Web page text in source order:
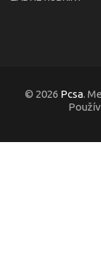
© 2026 Pcsa.